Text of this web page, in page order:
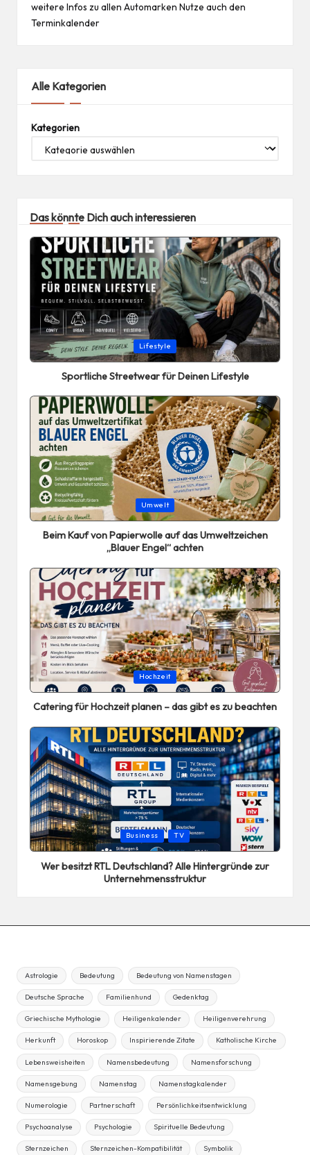
weitere Infos zu allen Automarken Nutze auch den
Terminkalender
Alle Kategorien
Kategorien
Das könnte Dich auch interessieren
Posted
in
Lifestyle
Sportliche Streetwear für Deinen Lifestyle
Posted
in
Umwelt
Beim Kauf von Papierwolle auf das Umweltzeichen
„Blauer Engel“ achten
Posted
in
Hochzeit
Catering für Hochzeit planen – das gibt es zu beachten
Posted
in
Business TV
Wer besitzt RTL Deutschland? Alle Hintergründe zur
Unternehmensstruktur
Astrologie Bedeutung Bedeutung von Namenstagen
Deutsche Sprache Familienhund Gedenktag
Griechische Mythologie Heiligenkalender Heiligenverehrung
Herkunft Horoskop Inspirierende Zitate Katholische Kirche
Lebensweisheiten Namensbedeutung Namensforschung
Namensgebung Namenstag Namenstagkalender
Numerologie Partnerschaft Persönlichkeitsentwicklung
Psychoanalyse Psychologie Spirituelle Bedeutung
Sternzeichen Sternzeichen-Kompatibilität Symbolik